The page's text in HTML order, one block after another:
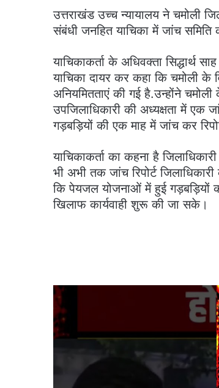
उत्तराखंड उच्च न्यायालय ने चमोली
संबंधी जनहित याचिका में जांच
याचिकाकर्ता के अधिवक्ता सिद्धार्थ
याचिका दायर कर कहा कि चमोली
अनियमितताएं की गई है.उन्होंने
उपजिलाधिकारी की अध्यक्षता में
गड़बड़ियों की एक माह में जांच कर
याचिकाकर्ता का कहना है
भी अभी तक जांच रिपोर्ट
कि पेयजल योजनाओं में हुई गड़बड़ियों
खिलाफ कार्यवाही शुरू की जा सके।